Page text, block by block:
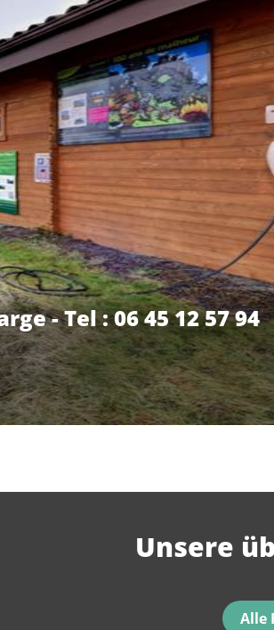
- Tel : 06 45 12 57 94
Unsere
Alle